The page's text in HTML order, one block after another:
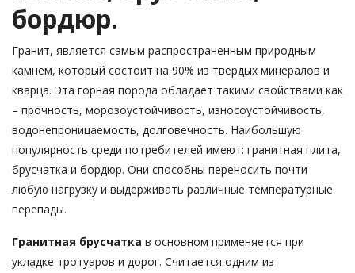
бордюр.
Гранит, является самым распространенным природным
камнем, который состоит на 90% из твердых минералов и
кварца. Эта горная порода обладает такими свойствами как
– прочность, морозоустойчивость, износоустойчивость,
водонепроницаемость, долговечность. Наибольшую
популярность среди потребителей имеют: гранитная плита,
брусчатка и бордюр. Они способны переносить почти
любую нагрузку и выдерживать различные температурные
перепады.
Гранитная брусчатка в основном применяется при
укладке тротуаров и дорог. Считается одним из